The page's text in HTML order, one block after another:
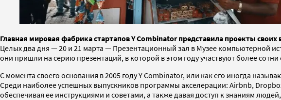
Главная мировая фабрика стартапов Y Combinator представила проекты
Целых два дня — 20 и 21 марта — Презентационный зал в Музее компьютерной
они пришли на серию презентаций, в которой в этом году участвуют более
С момента своего основания в 2005 году Y Combinator, или как его иногда
Среди наиболее успешных выпускников программы акселерации: Airbnb,
обеспечивая ее инструкциями и советами, а также давая доступ к знаниям